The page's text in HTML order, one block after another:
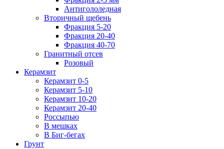
Антигололедная
Вторичный щебень
Фракция 5-20
Фракция 20-40
Фракция 40-70
Гранитный отсев
Розовый
Керамзит
Керамзит 0-5
Керамзит 5-10
Керамзит 10-20
Керамзит 20-40
Россыпью
В мешках
В Биг-бегах
Грунт